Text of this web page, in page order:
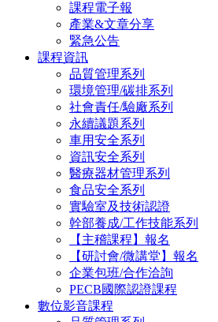
課程電子報
產業&文章分享
緊急公告
課程資訊
品質管理系列
環境管理/碳排系列
社會責任/驗廠系列
永續議題系列
車用安全系列
資訊安全系列
醫療器材管理系列
食品安全系列
實驗室及技術認證
幹部養成/工作技能系列
【主稽課程】報名
【研討會/微講堂】報名
企業包班/合作洽詢
PECB國際認證課程
數位影音課程